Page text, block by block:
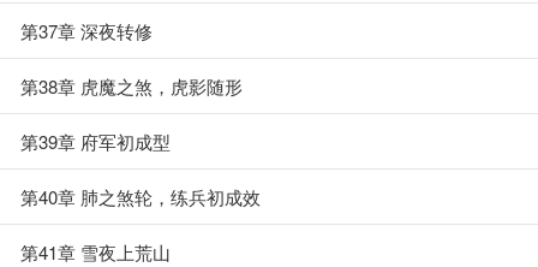
第37章 深夜转修
第38章 虎魔之煞，虎影随形
第39章 府军初成型
第40章 肺之煞轮，练兵初成效
第41章 雪夜上荒山